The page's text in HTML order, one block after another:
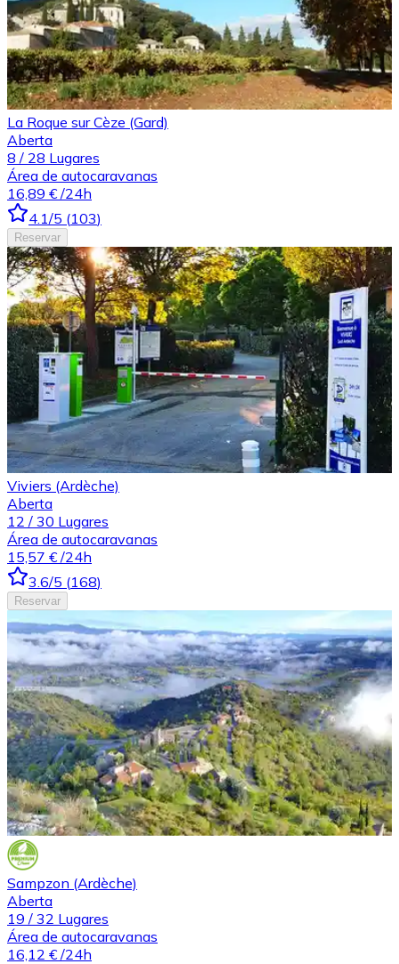
La Roque sur Cèze (Gard)
Aberta
8 / 28 Lugares
Área de autocaravanas
16,89 € /24h
4.1/5 (103)
Reservar
Viviers (Ardèche)
Aberta
12 / 30 Lugares
Área de autocaravanas
15,57 € /24h
3.6/5 (168)
Reservar
Sampzon (Ardèche)
Aberta
19 / 32 Lugares
Área de autocaravanas
16,12 € /24h